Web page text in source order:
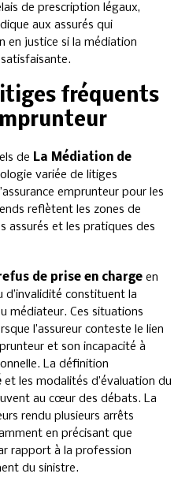
de prescription légaux,
aux assurés qui
en justice si la médiation
fréquents
de La Médiation de
variée de litiges
emprunteur pour les
reflètent les zones de
assurés et les pratiques des
de prise en charge en
d’invalidité constituent la
médiateur. Ces situations
l’assureur conteste le lien
et son incapacité à
La définition
et les modalités d’évaluation du
au cœur des débats. La
rendu plusieurs arrêts
en précisant que
rapport à la profession
du sinistre.